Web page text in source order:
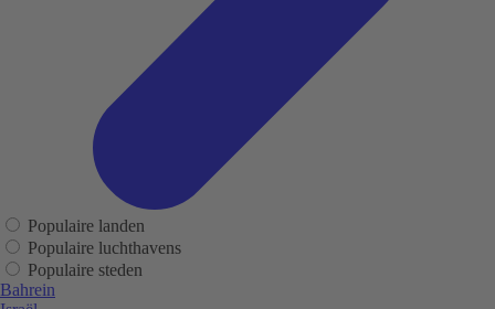
Populaire landen
Populaire luchthavens
Populaire steden
Bahrein